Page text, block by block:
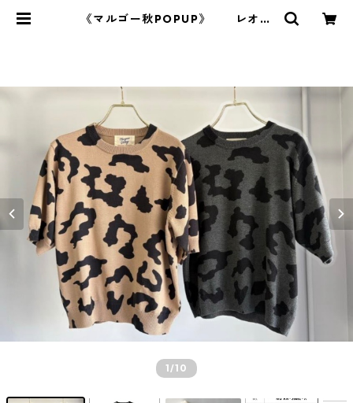
《マルゴー秋POPUP》 レオパ
1/10